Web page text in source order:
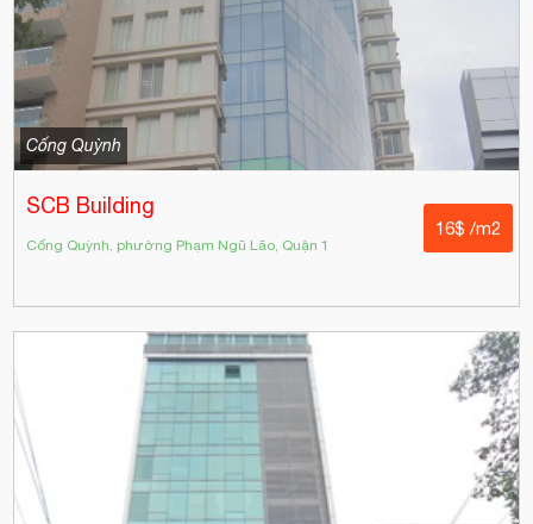
Cống Quỳnh
SCB Building
Cống Quỳnh, phường Phạm Ngũ Lão, Quận 1
16$ /m2